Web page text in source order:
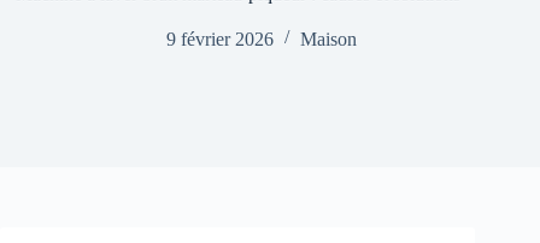
9 février 2026 Maison